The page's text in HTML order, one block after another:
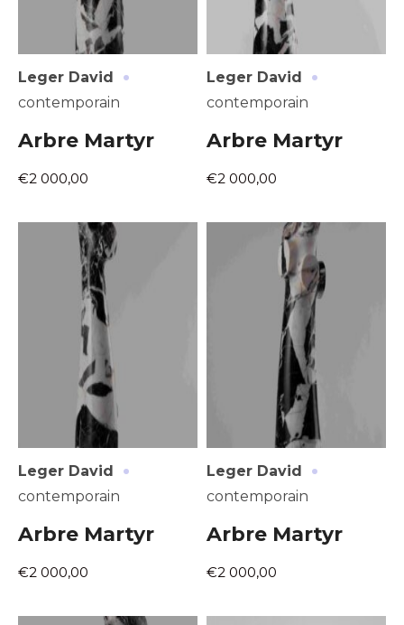
Prénom
Statut / Organisation
* Champ obligatoire
Nom
Prénom
Statut / Organisation
J'accepte les
* Champ obligatoire
Leger David ·
contemporain
Arbre Martyr
€2 000,00
Leger David ·
contemporain
Arbre Martyr
€2 000,00
Leger David ·
contemporain
Arbre Martyr
€2 000,00
Leger David ·
contemporain
Arbre Martyr
€2 000,00